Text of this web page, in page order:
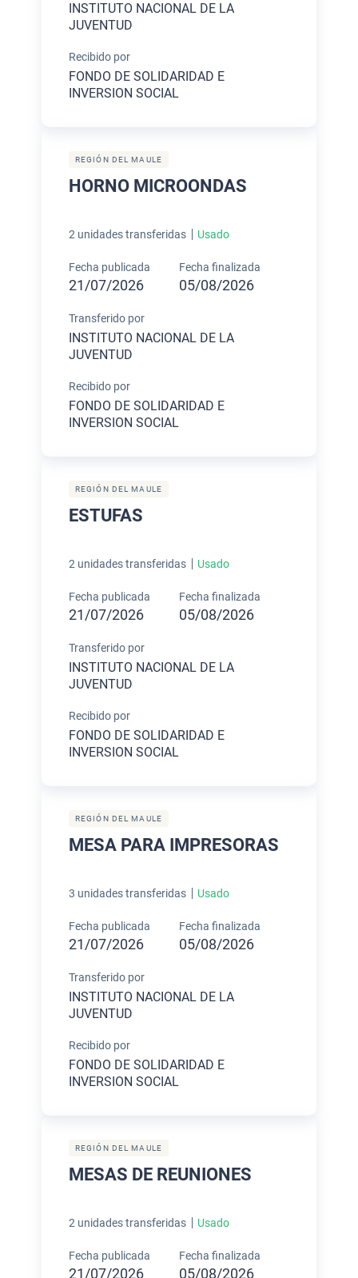
INSTITUTO NACIONAL DE LA
JUVENTUD
Recibido por
FONDO DE SOLIDARIDAD E
INVERSION SOCIAL
REGIÓN DEL MAULE
HORNO MICROONDAS
2 unidades transferidas Usado
Fecha publicada
21/07/2026
Fecha finalizada
05/08/2026
Transferido por
INSTITUTO NACIONAL DE LA
JUVENTUD
Recibido por
FONDO DE SOLIDARIDAD E
INVERSION SOCIAL
REGIÓN DEL MAULE
ESTUFAS
2 unidades transferidas Usado
Fecha publicada
21/07/2026
Fecha finalizada
05/08/2026
Transferido por
INSTITUTO NACIONAL DE LA
JUVENTUD
Recibido por
FONDO DE SOLIDARIDAD E
INVERSION SOCIAL
REGIÓN DEL MAULE
MESA PARA IMPRESORAS
3 unidades transferidas Usado
Fecha publicada
21/07/2026
Fecha finalizada
05/08/2026
Transferido por
INSTITUTO NACIONAL DE LA
JUVENTUD
Recibido por
FONDO DE SOLIDARIDAD E
INVERSION SOCIAL
REGIÓN DEL MAULE
MESAS DE REUNIONES
2 unidades transferidas Usado
Fecha publicada
21/07/2026
Fecha finalizada
05/08/2026